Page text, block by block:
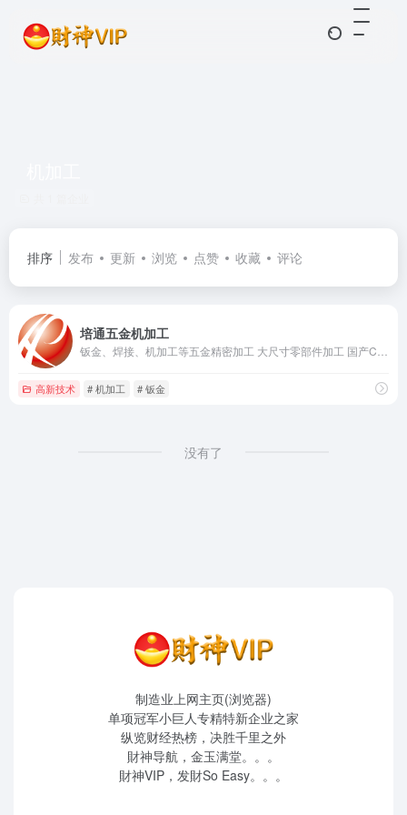
排序 发布 更新 浏览 点赞 收藏 评论
培通五金机加工
高新技术 # 机加工 # 钣金
没有了
制造业上网主页(浏览器)
单项冠军小巨人专精特新企业之家
纵览财经热榜，决胜千里之外
財神导航，金玉满堂。。。
財神VIP，发財So Easy。。。